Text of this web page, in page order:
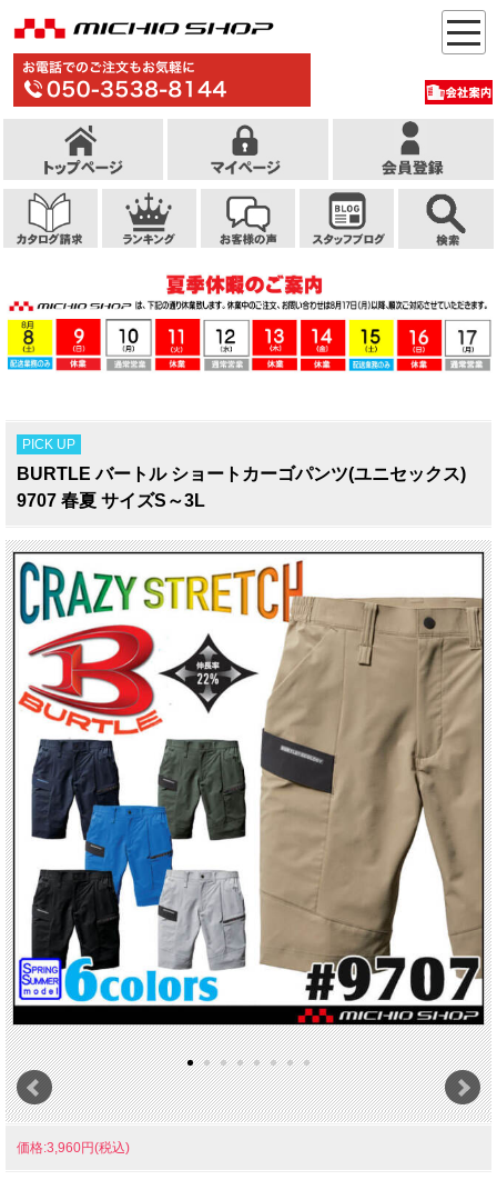
PICK UP
BURTLE バートル ショートカーゴパンツ(ユニセックス)
9707 春夏 サイズS～3L
価格:3,960円(税込)